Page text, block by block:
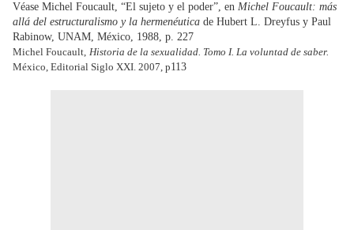
Véase Michel Foucault, “El sujeto y el poder”, en Michel Foucault: más
allá del estructuralismo y la hermenéutica de Hubert L. Dreyfus y Paul
Rabinow, UNAM, México, 1988, p. 227
Michel Foucault, Historia de la sexualidad. Tomo I. La voluntad de saber.
México, Editorial Siglo XXI. 2007, p113